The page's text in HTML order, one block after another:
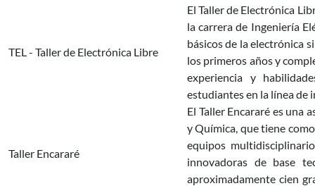
TEL - Taller de Electrónica Libre
El Taller de Electrónica
la carrera de Ingeniería
básicos de la electrónica
los primeros años y
experiencia y
estudiantes en la línea de
Taller Encararé
El Taller Encararé es una
y Química, que tiene
equipos
innovadoras de base
aproximadamente cien